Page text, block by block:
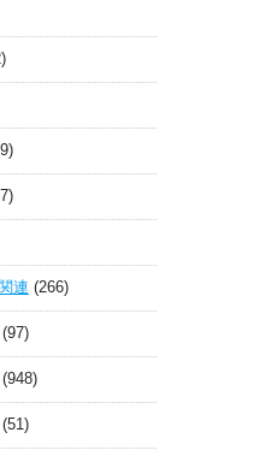
連 (266)
(97)
(948)
(51)